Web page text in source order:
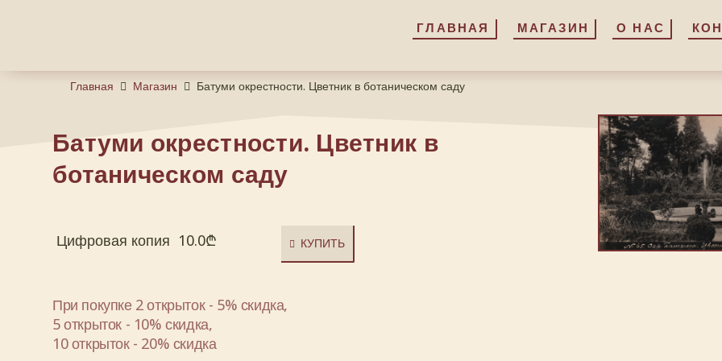
ГЛАВНАЯ МАГАЗИН О НАС
ГЛАВНАЯ МАГАЗИН О НАС
Главная Магазин Батуми окрестности. Цветник в ботаническом саду
Батуми окрестности. Цветник в
ботаническом саду
Цифровая копия 10.0₾ КУПИТЬ
При покупке 2 открыток - 5% скидка,
5 открыток - 10% скидка,
10 открыток - 20% скидка